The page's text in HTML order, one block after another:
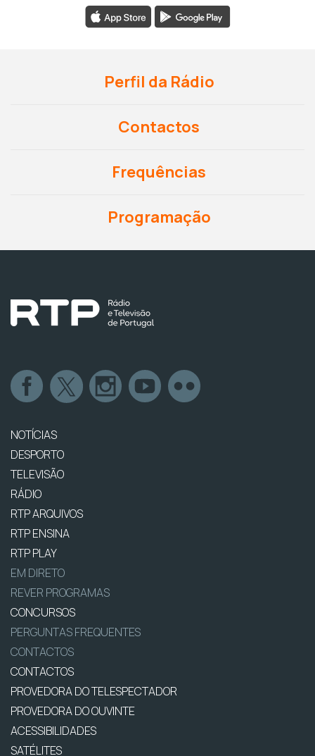
Perfil da Rádio
Contactos
Frequências
Programação
NOTÍCIAS
DESPORTO
TELEVISÃO
RÁDIO
RTP ARQUIVOS
RTP ENSINA
RTP PLAY
EM DIRETO
REVER PROGRAMAS
CONCURSOS
PERGUNTAS FREQUENTES
CONTACTOS
CONTACTOS
PROVEDORA DO TELESPECTADOR
PROVEDORA DO OUVINTE
ACESSIBILIDADES
SATÉLITES